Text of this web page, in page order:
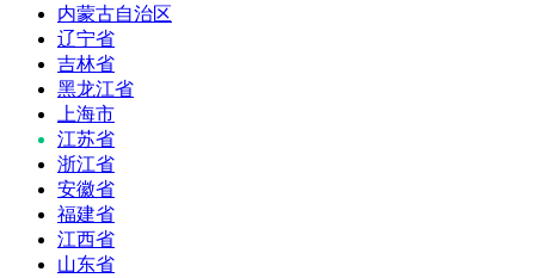
内蒙古自治区
辽宁省
吉林省
黑龙江省
上海市
江苏省
浙江省
安徽省
福建省
江西省
山东省